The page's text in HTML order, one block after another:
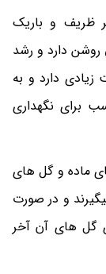
ظریف و باریک
دارد و رشد
زیادی دارد و به
برای نگهداری
ماده و گل های
و در صورت
گل های آن آخر